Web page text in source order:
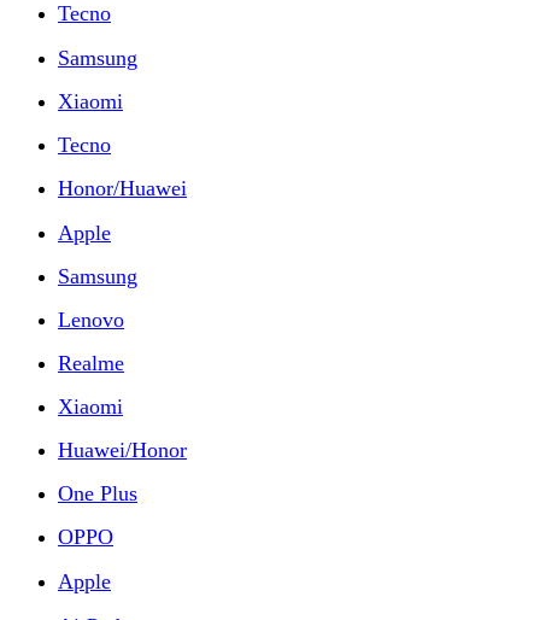
Tecno
Samsung
Xiaomi
Tecno
Honor/Huawei
Apple
Samsung
Lenovo
Realme
Xiaomi
Huawei/Honor
One Plus
OPPO
Apple